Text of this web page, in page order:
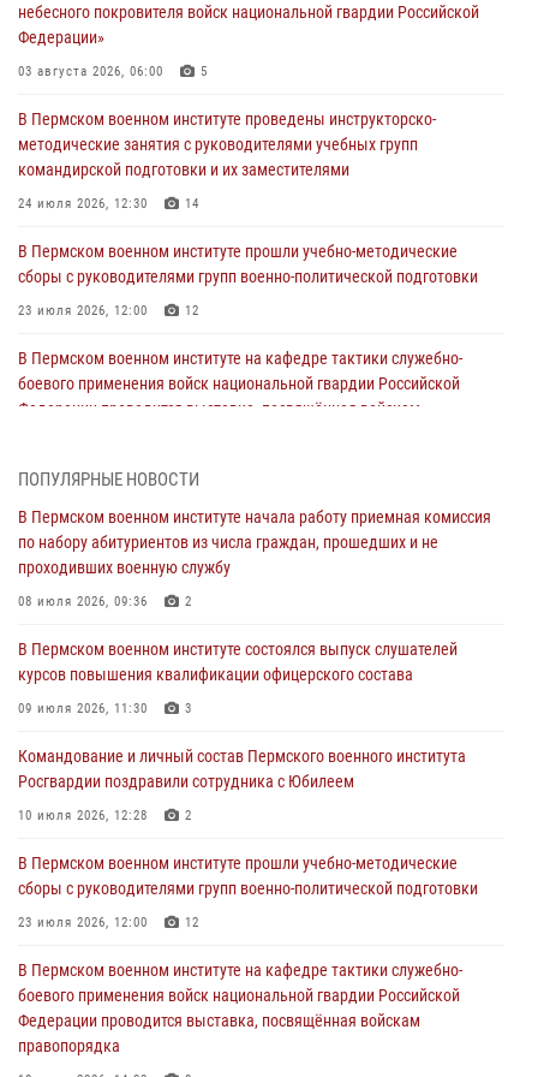
небесного покровителя войск национальной гвардии Российской
Федерации»
03 августа 2026, 06:00 5
В Пермском военном институте проведены инструкторско-
методические занятия с руководителями учебных групп
командирской подготовки и их заместителями
24 июля 2026, 12:30 14
В Пермском военном институте прошли учебно-методические
сборы с руководителями групп военно-политической подготовки
23 июля 2026, 12:00 12
В Пермском военном институте на кафедре тактики служебно-
боевого применения войск национальной гвардии Российской
Федерации проводится выставка, посвящённая войскам
Командование и личный состав Пермского военного института
Росгвардии поздравили сотрудника с Юбилеем
10 июля 2026, 12:28 2
курсов повышения квалификации офицерского состава
09 июля 2026, 11:30 3
по набору абитуриентов из числа граждан, прошедших и не
проходивших военную службу
08 июля 2026, 09:36 2
Военнослужащие Пермского военного института приняли участие в
чемпионате войск национальной гвардии Российской Федерации по
В Росгвардии определили лучших специалистов продовольственной
службы
06 июля 2026, 05:30
ПОПУЛЯРНЫЕ НОВОСТИ
В Пермском военном институте начала работу приемная комиссия
по набору абитуриентов из числа граждан, прошедших и не
проходивших военную службу
08 июля 2026, 09:36 2
В Пермском военном институте состоялся выпуск слушателей
курсов повышения квалификации офицерского состава
09 июля 2026, 11:30 3
Командование и личный состав Пермского военного института
Росгвардии поздравили сотрудника с Юбилеем
10 июля 2026, 12:28 2
В Пермском военном институте прошли учебно-методические
сборы с руководителями групп военно-политической подготовки
23 июля 2026, 12:00 12
В Пермском военном институте на кафедре тактики служебно-
боевого применения войск национальной гвардии Российской
Федерации проводится выставка, посвящённая войскам
правопорядка